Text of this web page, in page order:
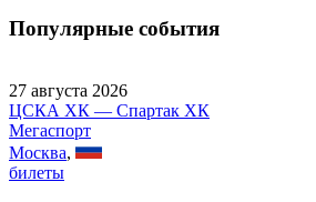
Популярные события
27 августа 2026
ЦСКА ХК — Спартак ХК
Мегаспорт
Москва,
билеты